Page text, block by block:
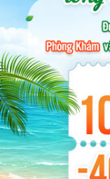
BỆNH HẬU MÔN
BỆNH XÃ HỘI